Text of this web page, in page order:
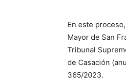
En este
Mayor de San
Tribunal
de Casación
365/2023.